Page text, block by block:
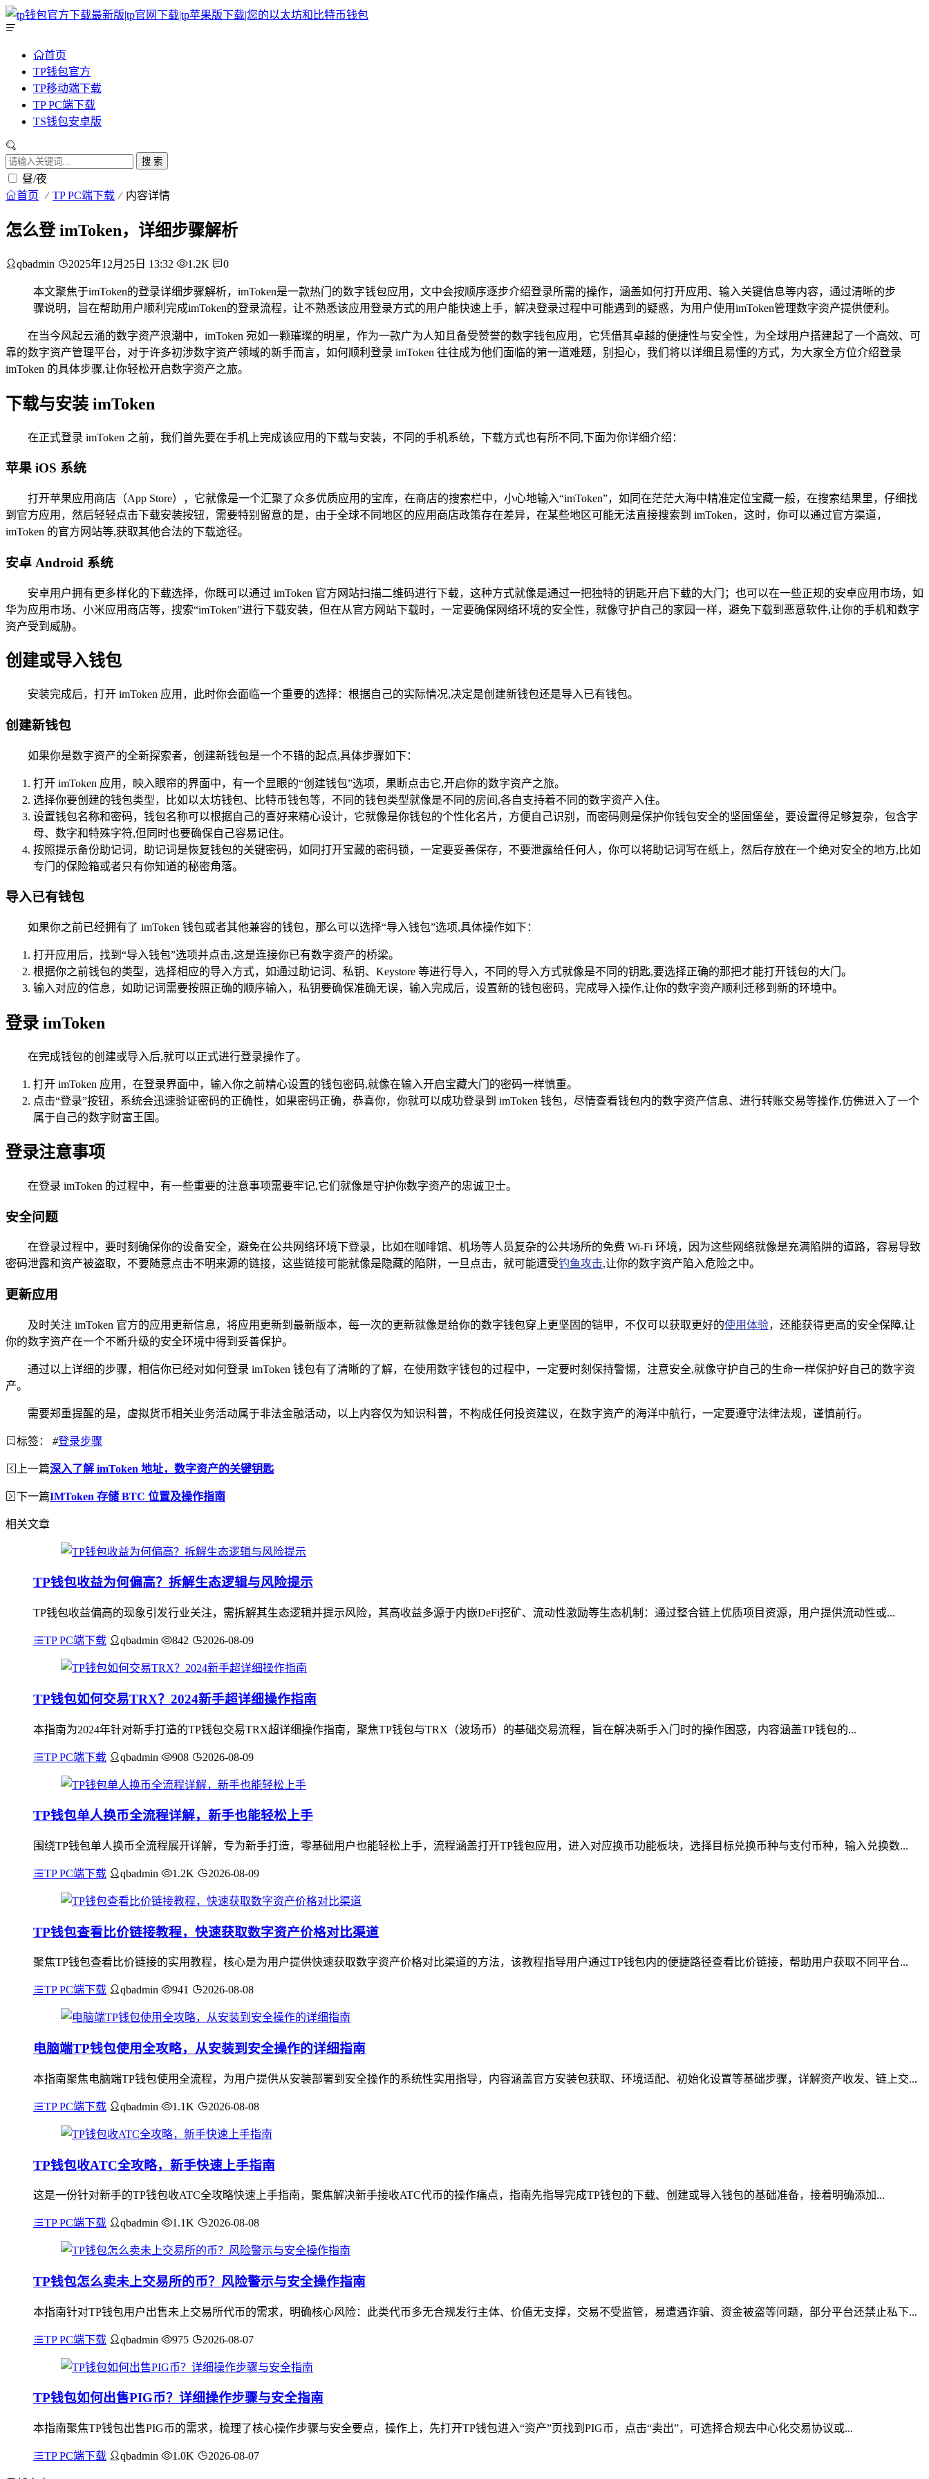
首页
TP钱包官方
TP移动端下载
TP PC端下载
TS钱包安卓版
搜 索
昼/夜
首页 TP PC端下载 内容详情
怎么登 imToken，详细步骤解析
qbadmin 2025年12月25日 13:32 1.2K 0
本文聚焦于imToken的登录详细步骤解析，imToken是一款热门的数字钱包应用，文中会按顺序逐步介绍登录所需的操作，涵盖如何打开应用、输入关键信息等内容，通过清晰的步
骤说明，旨在帮助用户顺利完成imToken的登录流程，让不熟悉该应用登录方式的用户能快速上手，解决登录过程中可能遇到的疑惑，为用户使用imToken管理数字资产提供便利。
在当今风起云涌的数字资产浪潮中，imToken 宛如一颗璀璨的明星，作为一款广为人知且备受赞誉的数字钱包应用，它凭借其卓越的便捷性与安全性，为全球用户搭建起了一个高效、可
靠的数字资产管理平台，对于许多初涉数字资产领域的新手而言，如何顺利登录 imToken 往往成为他们面临的第一道难题，别担心，我们将以详细且易懂的方式，为大家全方位介绍登录
imToken 的具体步骤,让你轻松开启数字资产之旅。
下载与安装 imToken
在正式登录 imToken 之前，我们首先要在手机上完成该应用的下载与安装，不同的手机系统，下载方式也有所不同,下面为你详细介绍：
苹果 iOS 系统
打开苹果应用商店（App Store），它就像是一个汇聚了众多优质应用的宝库，在商店的搜索栏中，小心地输入“imToken”，如同在茫茫大海中精准定位宝藏一般，在搜索结果里，仔细找
到官方应用，然后轻轻点击下载安装按钮，需要特别留意的是，由于全球不同地区的应用商店政策存在差异，在某些地区可能无法直接搜索到 imToken，这时，你可以通过官方渠道，
imToken 的官方网站等,获取其他合法的下载途径。
安卓 Android 系统
安卓用户拥有更多样化的下载选择，你既可以通过 imToken 官方网站扫描二维码进行下载，这种方式就像是通过一把独特的钥匙开启下载的大门；也可以在一些正规的安卓应用市场，如
华为应用市场、小米应用商店等，搜索“imToken”进行下载安装，但在从官方网站下载时，一定要确保网络环境的安全性，就像守护自己的家园一样，避免下载到恶意软件,让你的手机和数字
资产受到威胁。
创建或导入钱包
安装完成后，打开 imToken 应用，此时你会面临一个重要的选择：根据自己的实际情况,决定是创建新钱包还是导入已有钱包。
创建新钱包
如果你是数字资产的全新探索者，创建新钱包是一个不错的起点,具体步骤如下：
打开 imToken 应用，映入眼帘的界面中，有一个显眼的“创建钱包”选项，果断点击它,开启你的数字资产之旅。
选择你要创建的钱包类型，比如以太坊钱包、比特币钱包等，不同的钱包类型就像是不同的房间,各自支持着不同的数字资产入住。
设置钱包名称和密码，钱包名称可以根据自己的喜好来精心设计，它就像是你钱包的个性化名片，方便自己识别，而密码则是保护你钱包安全的坚固堡垒，要设置得足够复杂，包含字
母、数字和特殊字符,但同时也要确保自己容易记住。
按照提示备份助记词，助记词是恢复钱包的关键密码，如同打开宝藏的密码锁，一定要妥善保存，不要泄露给任何人，你可以将助记词写在纸上，然后存放在一个绝对安全的地方,比如
专门的保险箱或者只有你知道的秘密角落。
导入已有钱包
如果你之前已经拥有了 imToken 钱包或者其他兼容的钱包，那么可以选择“导入钱包”选项,具体操作如下：
打开应用后，找到“导入钱包”选项并点击,这是连接你已有数字资产的桥梁。
根据你之前钱包的类型，选择相应的导入方式，如通过助记词、私钥、Keystore 等进行导入，不同的导入方式就像是不同的钥匙,要选择正确的那把才能打开钱包的大门。
输入对应的信息，如助记词需要按照正确的顺序输入，私钥要确保准确无误，输入完成后，设置新的钱包密码，完成导入操作,让你的数字资产顺利迁移到新的环境中。
登录 imToken
在完成钱包的创建或导入后,就可以正式进行登录操作了。
打开 imToken 应用，在登录界面中，输入你之前精心设置的钱包密码,就像在输入开启宝藏大门的密码一样慎重。
点击“登录”按钮，系统会迅速验证密码的正确性，如果密码正确，恭喜你，你就可以成功登录到 imToken 钱包，尽情查看钱包内的数字资产信息、进行转账交易等操作,仿佛进入了一个
属于自己的数字财富王国。
登录注意事项
在登录 imToken 的过程中，有一些重要的注意事项需要牢记,它们就像是守护你数字资产的忠诚卫士。
安全问题
在登录过程中，要时刻确保你的设备安全，避免在公共网络环境下登录，比如在咖啡馆、机场等人员复杂的公共场所的免费 Wi-Fi 环境，因为这些网络就像是充满陷阱的道路，容易导致
密码泄露和资产被盗取，不要随意点击不明来源的链接，这些链接可能就像是隐藏的陷阱，一旦点击，就可能遭受钓鱼攻击,让你的数字资产陷入危险之中。
更新应用
及时关注 imToken 官方的应用更新信息，将应用更新到最新版本，每一次的更新就像是给你的数字钱包穿上更坚固的铠甲，不仅可以获取更好的使用体验，还能获得更高的安全保障,让
你的数字资产在一个不断升级的安全环境中得到妥善保护。
通过以上详细的步骤，相信你已经对如何登录 imToken 钱包有了清晰的了解，在使用数字钱包的过程中，一定要时刻保持警惕，注意安全,就像守护自己的生命一样保护好自己的数字资
产。
需要郑重提醒的是，虚拟货币相关业务活动属于非法金融活动，以上内容仅为知识科普，不构成任何投资建议，在数字资产的海洋中航行，一定要遵守法律法规，谨慎前行。
标签： #登录步骤
上一篇深入了解 imToken 地址，数字资产的关键钥匙
下一篇IMToken 存储 BTC 位置及操作指南
相关文章
TP钱包收益为何偏高？拆解生态逻辑与风险提示
TP钱包收益偏高的现象引发行业关注，需拆解其生态逻辑并提示风险，其高收益多源于内嵌DeFi挖矿、流动性激励等生态机制：通过整合链上优质项目资源，用户提供流动性或...
TP PC端下载 qbadmin 842 2026-08-09
TP钱包如何交易TRX？2024新手超详细操作指南
本指南为2024年针对新手打造的TP钱包交易TRX超详细操作指南，聚焦TP钱包与TRX（波场币）的基础交易流程，旨在解决新手入门时的操作困惑，内容涵盖TP钱包的...
TP PC端下载 qbadmin 908 2026-08-09
TP钱包单人换币全流程详解，新手也能轻松上手
围绕TP钱包单人换币全流程展开详解，专为新手打造，零基础用户也能轻松上手，流程涵盖打开TP钱包应用，进入对应换币功能板块，选择目标兑换币种与支付币种，输入兑换数...
TP PC端下载 qbadmin 1.2K 2026-08-09
TP钱包查看比价链接教程，快速获取数字资产价格对比渠道
聚焦TP钱包查看比价链接的实用教程，核心是为用户提供快速获取数字资产价格对比渠道的方法，该教程指导用户通过TP钱包内的便捷路径查看比价链接，帮助用户获取不同平台...
TP PC端下载 qbadmin 941 2026-08-08
电脑端TP钱包使用全攻略，从安装到安全操作的详细指南
本指南聚焦电脑端TP钱包使用全流程，为用户提供从安装部署到安全操作的系统性实用指导，内容涵盖官方安装包获取、环境适配、初始化设置等基础步骤，详解资产收发、链上交...
TP PC端下载 qbadmin 1.1K 2026-08-08
TP钱包收ATC全攻略，新手快速上手指南
这是一份针对新手的TP钱包收ATC全攻略快速上手指南，聚焦解决新手接收ATC代币的操作痛点，指南先指导完成TP钱包的下载、创建或导入钱包的基础准备，接着明确添加...
TP PC端下载 qbadmin 1.1K 2026-08-08
TP钱包怎么卖未上交易所的币？风险警示与安全操作指南
本指南针对TP钱包用户出售未上交易所代币的需求，明确核心风险：此类代币多无合规发行主体、价值无支撑，交易不受监管，易遭遇诈骗、资金被盗等问题，部分平台还禁止私下...
TP PC端下载 qbadmin 975 2026-08-07
TP钱包如何出售PIG币？详细操作步骤与安全指南
本指南聚焦TP钱包出售PIG币的需求，梳理了核心操作步骤与安全要点，操作上，先打开TP钱包进入“资产”页找到PIG币，点击“卖出”，可选择合规去中心化交易协议或...
TP PC端下载 qbadmin 1.0K 2026-08-07